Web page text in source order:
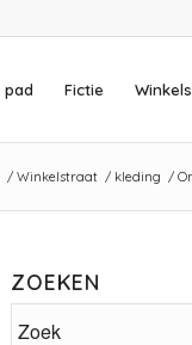
pad Fictie
/ Winkelstraat / kleding /
ZOEKEN